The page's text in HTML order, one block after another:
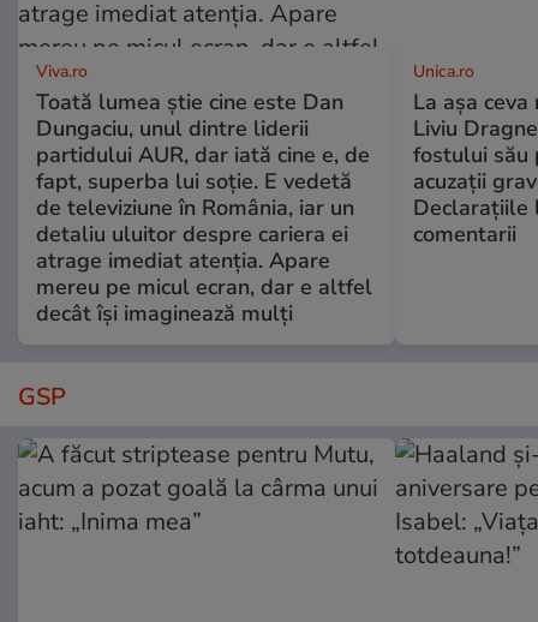
Viva.ro
Toată lumea știe cine este Dan
Dungaciu, unul dintre liderii
partidului AUR, dar iată cine e, de
fapt, superba lui soție. E vedetă
de televiziune în România, iar un
detaliu uluitor despre cariera ei
atrage imediat atenția. Apare
mereu pe micul ecran, dar e altfel
decât își imaginează mulți
Unica.ro
La așa
Liviu
fostului său
acuzații
Declarațiile
comentarii
GSP